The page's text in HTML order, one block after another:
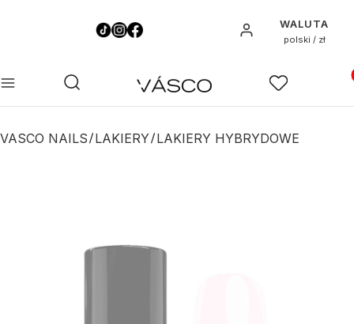
Zaloguj sięWALUTA
polski / zł
Menu Otwórz wyszukiwarkę
Szukaj Ulubione
VASCO NAILS LAKIERY LAKIERY HYBRYDOWE